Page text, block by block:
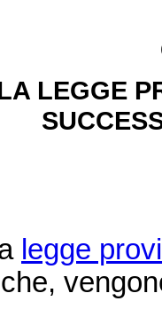
LEGGE
legge